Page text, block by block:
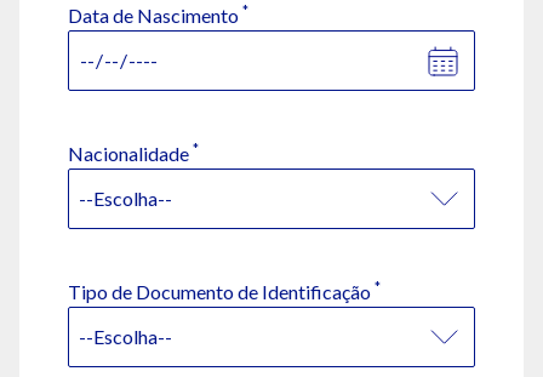
Data de Nascimento *
Nacionalidade *
Tipo de Documento de Identificação *